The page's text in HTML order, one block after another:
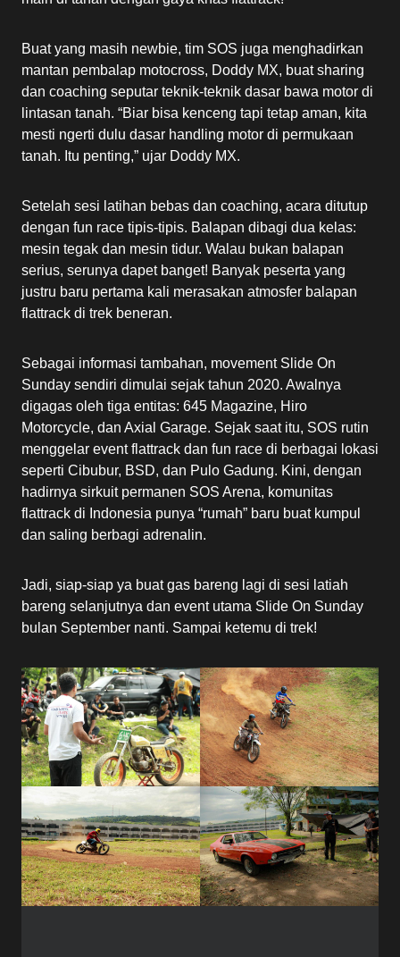
Buat yang masih newbie, tim SOS juga menghadirkan
mantan pembalap motocross, Doddy MX, buat sharing
dan coaching seputar teknik-teknik dasar bawa motor di
lintasan tanah. “Biar bisa kenceng tapi tetap aman, kita
mesti ngerti dulu dasar handling motor di permukaan
tanah. Itu penting,” ujar Doddy MX.
Setelah sesi latihan bebas dan coaching, acara ditutup
dengan fun race tipis-tipis. Balapan dibagi dua kelas:
mesin tegak dan mesin tidur. Walau bukan balapan
serius, serunya dapet banget! Banyak peserta yang
justru baru pertama kali merasakan atmosfer balapan
flattrack di trek beneran.
Sebagai informasi tambahan, movement Slide On
Sunday sendiri dimulai sejak tahun 2020. Awalnya
digagas oleh tiga entitas: 645 Magazine, Hiro
Motorcycle, dan Axial Garage. Sejak saat itu, SOS rutin
menggelar event flattrack dan fun race di berbagai lokasi
seperti Cibubur, BSD, dan Pulo Gadung. Kini, dengan
hadirnya sirkuit permanen SOS Arena, komunitas
flattrack di Indonesia punya “rumah” baru buat kumpul
dan saling berbagi adrenalin.
Jadi, siap-siap ya buat gas bareng lagi di sesi latiah
bareng selanjutnya dan event utama Slide On Sunday
bulan September nanti. Sampai ketemu di trek!